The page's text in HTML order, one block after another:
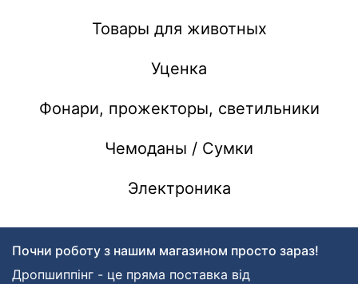
Товары для животных
Уценка
Фонари, прожекторы, светильники
Чемоданы / Сумки
Электроника
Почни роботу з нашим магазином просто зараз!
Дропшиппінг - це пряма поставка від